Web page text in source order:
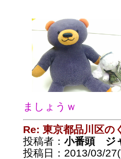
ましょうｗ
Re: 東京都品川区の
投稿者： 小番頭 ジ
投稿日：2013/03/